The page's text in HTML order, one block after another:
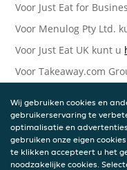
Voor Just Eat for
Voor Menulog Pty Ltd.
Voor Just Eat UK kunt u
Voor Takeaway.com
Takeaway.com Group
Piet Heinkade 61
1019 GM Amsterdam
Nederland
Wij gebruiken cookies en
gebruikerservaring te
optimalisatie en
gebruiken onze eigen
te klikken accepteert u het
noodzakelijke cookies.